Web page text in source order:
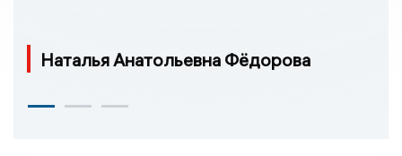
Наталья Анатольевна Фёдорова